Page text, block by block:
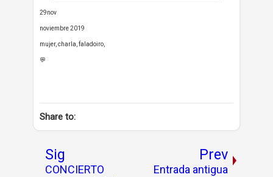
29nov
noviembre 2019
mujer, charla, faladoiro,
💬
Share to:
Sig
CONCIERTO
Prev
Entrada antigua